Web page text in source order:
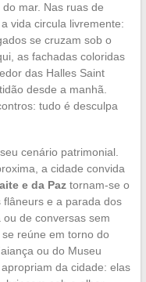
mar. Nas ruas de
, a vida circula livremente:
se cruzam sob o
as fachadas coloridas
das Halles Saint
desde a manhã.
tudo é desculpa
cenário patrimonial.
a cidade convida
e da Paztornam-se o
e a parada dos
de conversas sem
reúne em torno do
ou do Museu
da cidade: elas